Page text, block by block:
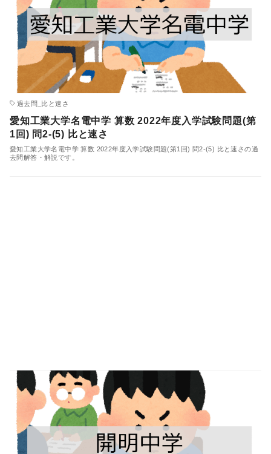
過去問_比と速さ
愛知工業大学名電中学 算数 2022年度入学試験問題(第
1回) 問2-(5) 比と速さ
愛知工業大学名電中学 算数 2022年度入学試験問題(第1回) 問2-(5) 比と速さの過
去問解答・解説です。